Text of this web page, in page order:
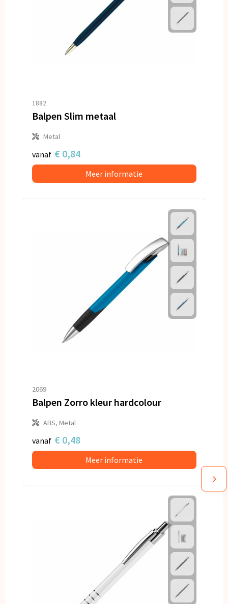
1882
Balpen Slim metaal
Metal
vanaf € 0,84
Meer informatie
2069
Balpen Zorro kleur hardcolour
ABS, Metal
vanaf € 0,48
Meer informatie